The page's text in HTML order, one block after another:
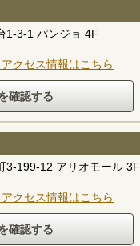
1-3-1 パンジョ 4F
クセス情報はこちら
3-199-12 アリオモール 3F
クセス情報はこちら